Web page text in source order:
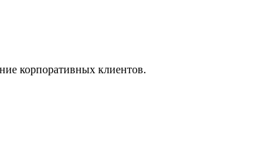
корпоративных клиентов.